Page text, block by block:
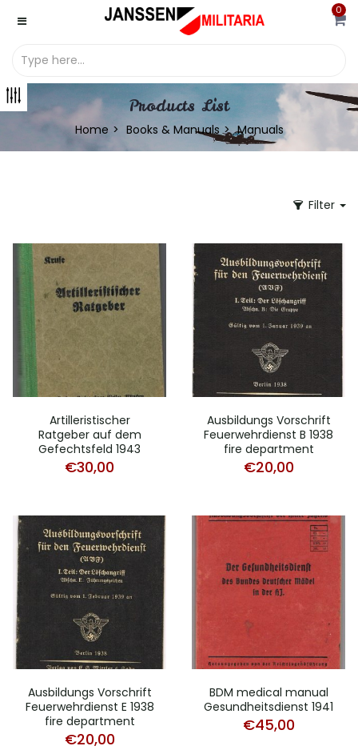
0
Products List
Home Books & Manuals Manuals
Filter
Artilleristischer
Ratgeber auf dem
Gefechtsfeld 1943
€30,00
Ausbildungs Vorschrift
Feuerwehrdienst B 1938
fire department
€20,00
Ausbildungs Vorschrift
Feuerwehrdienst E 1938
fire department
€20,00
BDM medical manual
Gesundheitsdienst 1941
€45,00